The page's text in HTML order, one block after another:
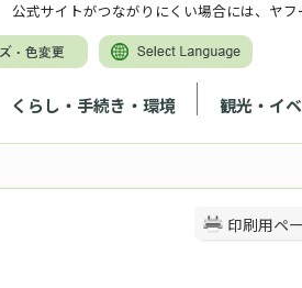
くらし・手続き・環境 観光・イ
公式サイトがつながりにくい場合には、ヤ
印刷用ペ